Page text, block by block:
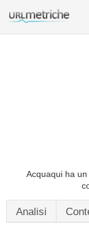
Acquaqui ha
Analisi